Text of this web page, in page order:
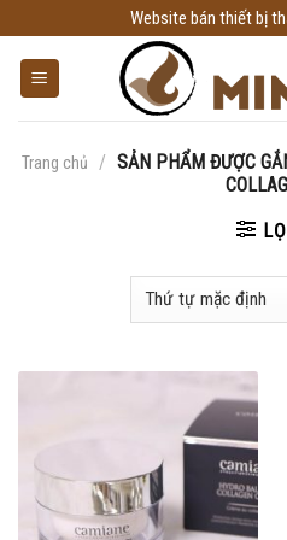
to
content
Website bán thiết bị
Trang chủ / SẢN PHẨM ĐƯỢC